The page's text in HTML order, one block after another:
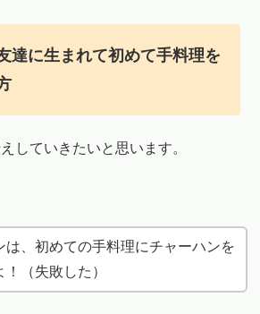
達に生まれて初めて手料理を
していきたいと思います。
は、初めての手料理にチャーハンを
！（失敗した）